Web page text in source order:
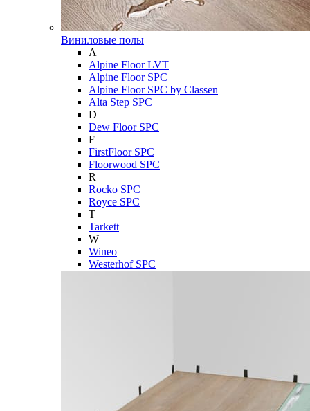
Виниловые полы
A
Alpine Floor LVT
Alpine Floor SPC
Alpine Floor SPC by Classen
Alta Step SPC
D
Dew Floor SPC
F
FirstFloor SPC
Floorwood SPC
R
Rocko SPC
Royce SPC
T
Tarkett
W
Wineo
Westerhof SPC